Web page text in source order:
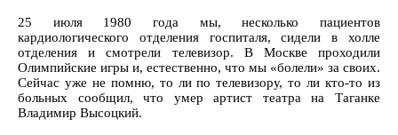
25 июля 1980 года мы, несколько пациентов
кардиологического отделения госпиталя, сидели в холле
отделения и смотрели телевизор. В Москве проходили
Олимпийские игры и, естественно, что мы «болели» за своих.
Сейчас уже не помню, то ли по телевизору, то ли кто-то из
больных сообщил, что умер артист театра на Таганке
Владимир Высоцкий.